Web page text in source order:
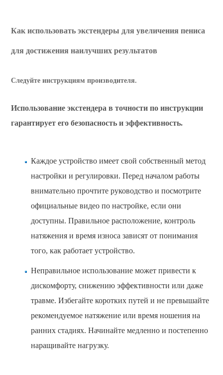
Как использовать экстендеры для увеличения пениса
для достижения наилучших результатов
Следуйте инструкциям производителя.
Использование экстендера в точности по инструкции
гарантирует его безопасность и эффективность.
Каждое устройство имеет свой собственный метод
настройки и регулировки. Перед началом работы
внимательно прочтите руководство и посмотрите
официальные видео по настройке, если они
доступны. Правильное расположение, контроль
натяжения и время износа зависят от понимания
того, как работает устройство.
Неправильное использование может привести к
дискомфорту, снижению эффективности или даже
травме. Избегайте коротких путей и не превышайте
рекомендуемое натяжение или время ношения на
ранних стадиях. Начинайте медленно и постепенно
наращивайте нагрузку.